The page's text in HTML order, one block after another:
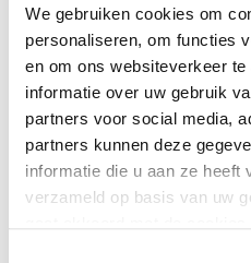
We gebruiken cookies om
personaliseren, om functies
en om ons websiteverkeer
informatie over uw gebruik
partners voor social media,
partners kunnen deze
informatie die u aan ze heeft
verzameld op basis van uw